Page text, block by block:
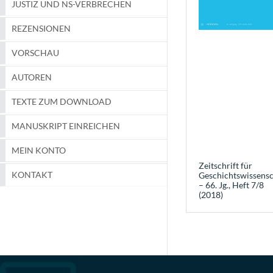
JUSTIZ UND NS-VERBRECHEN
REZENSIONEN
VORSCHAU
AUTOREN
TEXTE ZUM DOWNLOAD
MANUSKRIPT EINREICHEN
MEIN KONTO
KONTAKT
Zeitschrift für
– 66. Jg., Heft 7/8
(2018)